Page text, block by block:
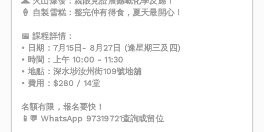
🍦 自製雪糕：整完仲有得食，夏天最開心！
📅 課程詳情：
• 日期：7月15日- 8月27日 (逢星期三及四)
• 時間：上午 10:00 - 11:30
• 地點：深水埗汝州街109號地舖
• 費用：$280 / 14堂
名額有限，報名要快！
📱💬 WhatsApp 97319721查詢或留位